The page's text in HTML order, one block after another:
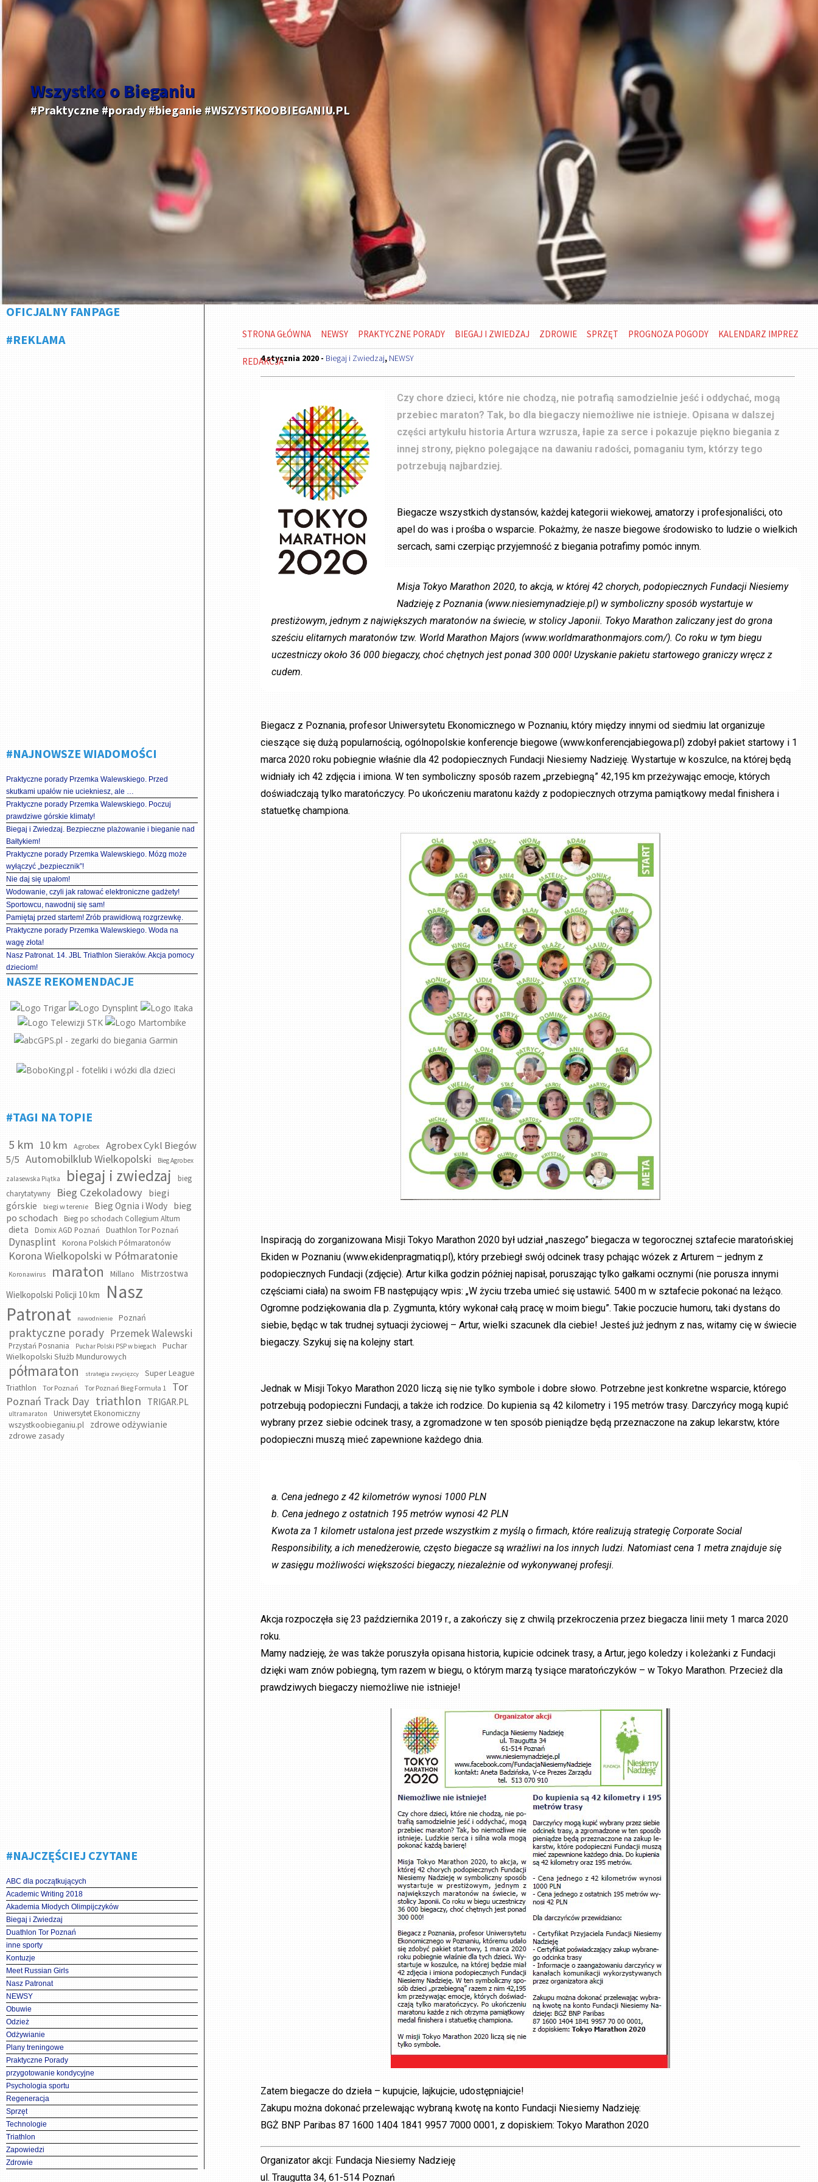
Wszystko o Bieganiu
#Praktyczne #porady #bieganie #WSZYSTKOOBIEGANIU.PL
OFICJALNY FANPAGE
#REKLAMA
#NAJNOWSZE WIADOMOŚCI
Praktyczne porady Przemka Walewskiego. Przed
skutkami upałów nie uciekniesz, ale …
Praktyczne porady Przemka Walewskiego. Poczuj
prawdziwe górskie klimaty!
Biegaj i Zwiedzaj. Bezpieczne plażowanie i bieganie nad
Bałtykiem!
Praktyczne porady Przemka Walewskiego. Mózg może
wyłączyć „bezpiecznik”!
Nie daj się upałom!
Wodowanie, czyli jak ratować elektroniczne gadżety!
Sportowcu, nawodnij się sam!
Pamiętaj przed startem! Zrób prawidłową rozgrzewkę.
Praktyczne porady Przemka Walewskiego. Woda na
wagę złota!
Nasz Patronat. 14. JBL Triathlon Sieraków. Akcja pomocy
dzieciom!
NASZE REKOMENDACJE
#TAGI NA TOPIE
5 km 10 km Agrobex
Agrobex Cykl Biegów
5/5 Automobilklub Wielkopolski Bieg Agrobex
zalasewska Piątka biegaj i zwiedzaj
bieg
charytatywny
Bieg Czekoladowy
biegi
górskie
biegi w terenie Bieg Ognia i Wody bieg
po schodach
Bieg po schodach Collegium Altum
dieta Domix AGD Poznań Duathlon Tor Poznań
Dynasplint Korona Polskich Półmaratonów
Korona Wielkopolski w Półmaratonie
Koronawirus maraton Millano
Mistrzostwa
Wielkopolski Policji 10 km
Nasz
Patronat
nawodnienie Poznań
praktyczne porady Przemek Walewski
Przystań Posnania Puchar Polski PSP w biegach
Puchar
Wielkopolski Służb Mundurowych
półmaraton strategia zwycięzcy
Super League
Triathlon
Tor Poznań Tor Poznań Bieg Formuła 1
Tor
Poznań Track Day triathlon TRIGAR.PL
ultramaraton Uniwersytet Ekonomiczny
wszystkoobieganiu.pl zdrowe odżywianie
zdrowe zasady
#NAJCZĘŚCIEJ CZYTANE
ABC dla początkujących
Academic Writing 2018
Akademia Młodych Olimpijczyków
Biegaj i Zwiedzaj
Duathlon Tor Poznań
inne sporty
Kontuzje
Meet Russian Girls
Nasz Patronat
NEWSY
Obuwie
Odzież
Odżywianie
Plany treningowe
Praktyczne Porady
przygotowanie kondycyjne
Psychologia sportu
Regeneracja
Sprzęt
Technologie
Triathlon
Zapowiedzi
Zdrowie
STRONA GŁÓWNA NEWSY PRAKTYCZNE PORADY BIEGAJ I ZWIEDZAJ ZDROWIE SPRZĘT PROGNOZA POGODY KALENDARZ IMPREZ
REDAKCJA
4 stycznia 2020 - Biegaj i Zwiedzaj, NEWSY
Czy chore dzieci, które nie chodzą, nie potrafią samodzielnie jeść i oddychać, mogą
przebiec maraton? Tak, bo dla biegaczy niemożliwe nie istnieje. Opisana w dalszej
części artykułu historia Artura wzrusza, łapie za serce i pokazuje piękno biegania z
innej strony, piękno polegające na dawaniu radości, pomaganiu tym, którzy tego
potrzebują najbardziej.
Biegacze wszystkich dystansów, każdej kategorii wiekowej, amatorzy i profesjonaliści, oto
apel do was i prośba o wsparcie. Pokażmy, że nasze biegowe środowisko to ludzie o wielkich
sercach, sami czerpiąc przyjemność z biegania potrafimy pomóc innym.
Misja Tokyo Marathon 2020, to akcja, w której 42 chorych, podopiecznych Fundacji Niesiemy
Nadzieję z Poznania (www.niesiemynadzieje.pl) w symboliczny sposób wystartuje w
prestiżowym, jednym z największych maratonów na świecie, w stolicy Japonii. Tokyo Marathon zaliczany jest do grona
sześciu elitarnych maratonów tzw. World Marathon Majors (www.worldmarathonmajors.com/). Co roku w tym biegu
uczestniczy około 36 000 biegaczy, choć chętnych jest ponad 300 000! Uzyskanie pakietu startowego graniczy wręcz z
cudem.
Biegacz z Poznania, profesor Uniwersytetu Ekonomicznego w Poznaniu, który między innymi od siedmiu lat organizuje
cieszące się dużą popularnością, ogólnopolskie konferencje biegowe (www.konferencjabiegowa.pl) zdobył pakiet startowy i 1
marca 2020 roku pobiegnie właśnie dla 42 podopiecznych Fundacji Niesiemy Nadzieję. Wystartuje w koszulce, na której będą
widniały ich 42 zdjęcia i imiona. W ten symboliczny sposób razem „przebiegną” 42,195 km przeżywając emocje, których
doświadczają tylko maratończycy. Po ukończeniu maratonu każdy z podopiecznych otrzyma pamiątkowy medal finishera i
statuetkę championa.
Inspiracją do zorganizowana Misji Tokyo Marathon 2020 był udział „naszego” biegacza w tegorocznej sztafecie maratońskiej
Ekiden w Poznaniu (www.ekidenpragmatiq.pl), który przebiegł swój odcinek trasy pchając wózek z Arturem – jednym z
podopiecznych Fundacji (zdjęcie). Artur kilka godzin później napisał, poruszając tylko gałkami ocznymi (nie porusza innymi
częściami ciała) na swoim FB następujący wpis: „W życiu trzeba umieć się ustawić. 5400 m w sztafecie pokonać na leżąco.
Ogromne podziękowania dla p. Zygmunta, który wykonał całą pracę w moim biegu”. Takie poczucie humoru, taki dystans do
siebie, będąc w tak trudnej sytuacji życiowej – Artur, wielki szacunek dla ciebie! Jesteś już jednym z nas, witamy cię w świecie
biegaczy. Szykuj się na kolejny start.
Jednak w Misji Tokyo Marathon 2020 liczą się nie tylko symbole i dobre słowo. Potrzebne jest konkretne wsparcie, którego
potrzebują podopieczni Fundacji, a także ich rodzice. Do kupienia są 42 kilometry i 195 metrów trasy. Darczyńcy mogą kupić
wybrany przez siebie odcinek trasy, a zgromadzone w ten sposób pieniądze będą przeznaczone na zakup lekarstw, które
podopieczni muszą mieć zapewnione każdego dnia.
a. Cena jednego z 42 kilometrów wynosi 1000 PLN
b. Cena jednego z ostatnich 195 metrów wynosi 42 PLN
Kwota za 1 kilometr ustalona jest przede wszystkim z myślą o firmach, które realizują strategię Corporate Social
Responsibility, a ich menedżerowie, często biegacze są wrażliwi na los innych ludzi. Natomiast cena 1 metra znajduje się
w zasięgu możliwości większości biegaczy, niezależnie od wykonywanej profesji.
Akcja rozpoczęła się 23 października 2019 r., a zakończy się z chwilą przekroczenia przez biegacza linii mety 1 marca 2020
roku.
Mamy nadzieję, że was także poruszyła opisana historia, kupicie odcinek trasy, a Artur, jego koledzy i koleżanki z Fundacji
dzięki wam znów pobiegną, tym razem w biegu, o którym marzą tysiące maratończyków – w Tokyo Marathon. Przecież dla
prawdziwych biegaczy niemożliwe nie istnieje!
Zatem biegacze do dzieła – kupujcie, lajkujcie, udostępniajcie!
Zakupu można dokonać przelewając wybraną kwotę na konto Fundacji Niesiemy Nadzieję:
BGŻ BNP Paribas 87 1600 1404 1841 9957 7000 0001, z dopiskiem: Tokyo Marathon 2020
Organizator akcji: Fundacja Niesiemy Nadzieję
ul. Traugutta 34, 61-514 Poznań